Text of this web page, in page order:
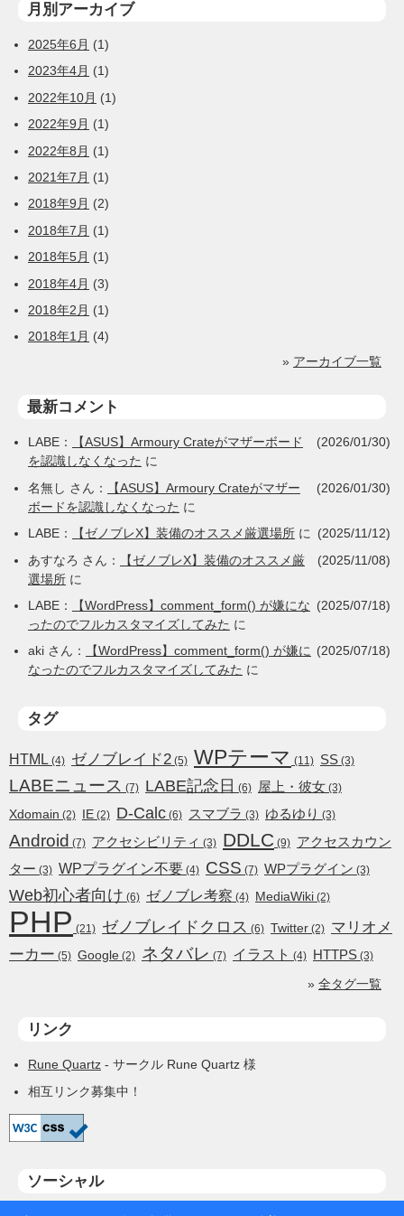
月別アーカイブ
2025年6月 (1)
2023年4月 (1)
2022年10月 (1)
2022年9月 (1)
2022年8月 (1)
2021年7月 (1)
2018年9月 (2)
2018年7月 (1)
2018年5月 (1)
2018年4月 (3)
2018年2月 (1)
2018年1月 (4)
» アーカイブ一覧
最新コメント
(2026/01/30)
LABE ：
【ASUS】Armoury Crateがマザーボード
を認識しなくなった に
(2026/01/30)
名無し さん：
【ASUS】Armoury Crateがマザー
ボードを認識しなくなった に
(2025/11/12)
LABE ： 【ゼノブレX】装備のオススメ厳選場所 に
(2025/11/08)
あすなろ さん：
【ゼノブレX】装備のオススメ厳
選場所 に
(2025/07/18)
LABE ：
【WordPress】comment_form() が嫌にな
ったのでフルカスタマイズしてみた に
(2025/07/18)
aki さん：
【WordPress】comment_form() が嫌に
なったのでフルカスタマイズしてみた に
タグ
HTML (4) ゼノブレイド2 (5) WPテーマ (11) SS (3)
LABEニュース (7) LABE記念日 (6) 屋上・彼女 (3)
Xdomain (2) IE (2) D-Calc (6) スマブラ (3) ゆるゆり (3)
Android (7) アクセシビリティ (3) DDLC (9) アクセスカウン
ター (3) WPプラグイン不要 (4) CSS (7) WPプラグイン (3)
Web初心者向け (6) ゼノブレ考察 (4) MediaWiki (2)
PHP (21) ゼノブレイドクロス (6) Twitter (2) マリオメ
ーカー (5) Google (2) ネタバレ (7) イラスト (4) HTTPS (3)
» 全タグ一覧
リンク
Rune Quartz - サークル Rune Quartz 様
相互リンク募集中！
ソーシャル